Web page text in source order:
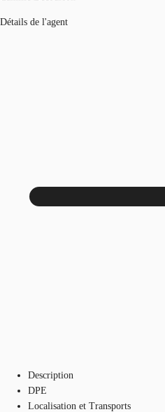
Détails de l'agent
Description
DPE
Localisation et Transports